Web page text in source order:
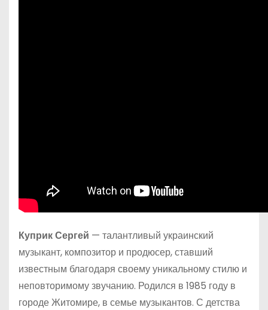
Куприк Сергей — талантливый украинский
музыкант, композитор и продюсер, ставший
известным благодаря своему уникальному стилю и
неповторимому звучанию. Родился в 1985 году в
городе Житомире, в семье музыкантов. С детства